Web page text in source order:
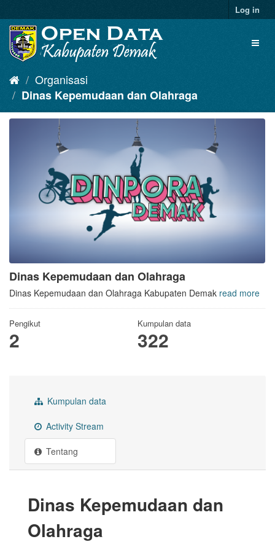
Log in
Organisasi
Dinas Kepemudaan dan Olahraga
Dinas Kepemudaan dan Olahraga
Dinas Kepemudaan dan Olahraga Kabupaten Demak read more
Pengikut
2
Kumpulan data
322
Kumpulan data
Activity Stream
Tentang
Dinas Kepemudaan dan
Olahraga